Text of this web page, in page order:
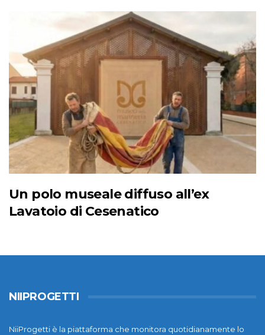
Un polo museale diffuso all’ex
Lavatoio di Cesenatico
NIIPROGETTI
NiiProgetti è la piattaforma che monitora quotidianamente lo